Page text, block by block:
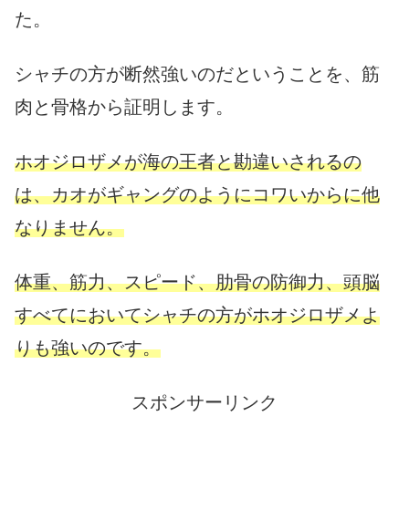
た。
シャチの方が断然強いのだということを、筋
肉と骨格から証明します。
ホオジロザメが海の王者と勘違いされるの
は、カオがギャングのようにコワいからに他
なりません。
体重、筋力、スピード、肋骨の防御力、頭脳
すべてにおいてシャチの方がホオジロザメよ
りも強いのです。
スポンサーリンク